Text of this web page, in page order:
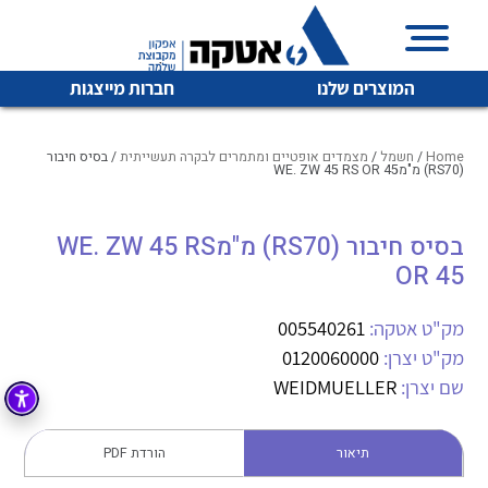
המוצרים שלנו חברות מייצגות
איכות | שרות | זמינות
אטקה בע”מ היא החברה הגדולה והמובילה בישראל בשיווק
מיתוג, בקרה , ואינסטלציה חשמלית ופעילה ב7 תחומים:
חשמל מיתוג ואינסטלציה חשמלית
קופסאות וארונות לחשמל, בקרה ואלקטרוניקה
לכל מוצרי היצרן לכל מוצרי היצרן
לכל מוצרי היצרן לכל מוצרי היצרן
Home
/ חשמל / מצמדים אופטיים ומתמרים לבקרה תעשייתית/ בסיס חיבור
(RS70) מ"מWE. ZW 45 RS OR 45
בסיס חיבור (RS70) מ"מWE. ZW 45 RS
OR 45
מק"ט אטקה: 005540261
מק"ט יצרן: 0120060000
שם יצרן: WEIDMUELLER
תיאור הורדת PDF